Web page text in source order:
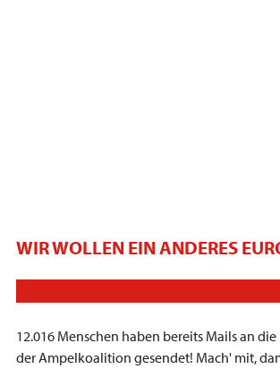
WIR WOLLEN EIN ANDERES
12.016 Menschen haben bereits Mails an
der Ampelkoalition gesendet! Mach' mit,